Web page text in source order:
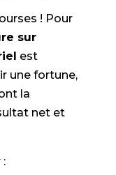
! Pour
sur
est
une fortune,
la
net et
: